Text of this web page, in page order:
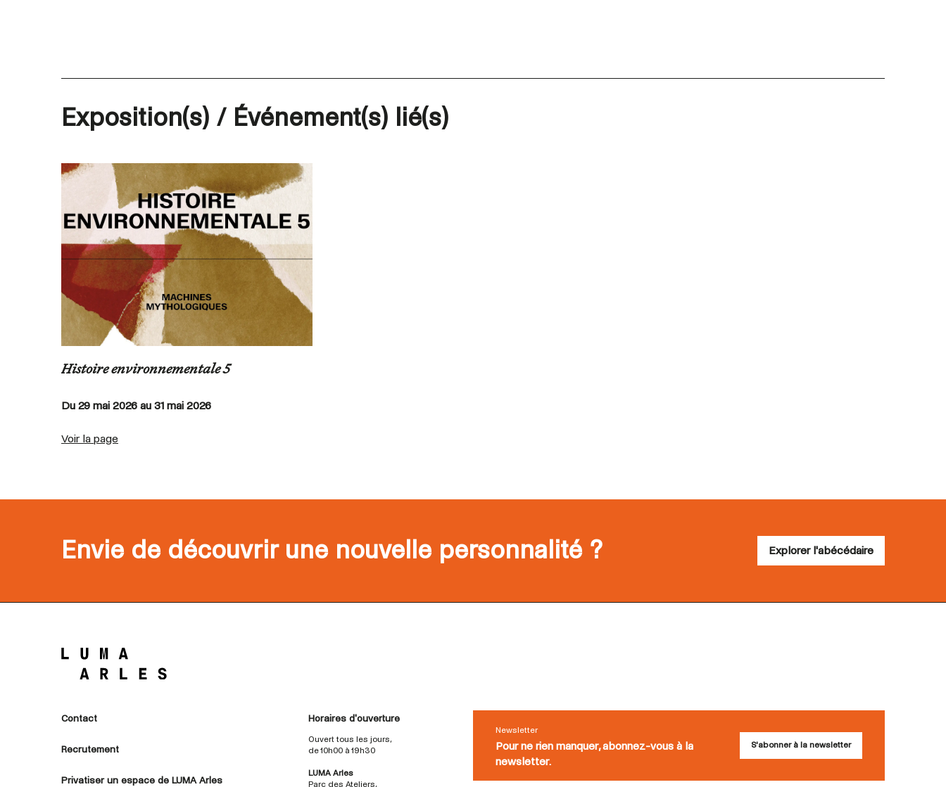
Exposition(s) / Événement(s) lié(s)
Histoire environnementale 5
Du 29 mai 2026 au 31 mai 2026
Voir la page
Envie de découvrir une nouvelle personnalité ? Explorer l'abécédaire
Contact
Recrutement
Privatiser un espace de LUMA Arles
Horaires d'ouverture
Ouvert tous les jours,
de 10h00 à 19h30
LUMA Arles
Parc des Ateliers,
Newsletter
Pour ne rien manquer, abonnez-vous à la
newsletter.
S'abonner à la newsletter